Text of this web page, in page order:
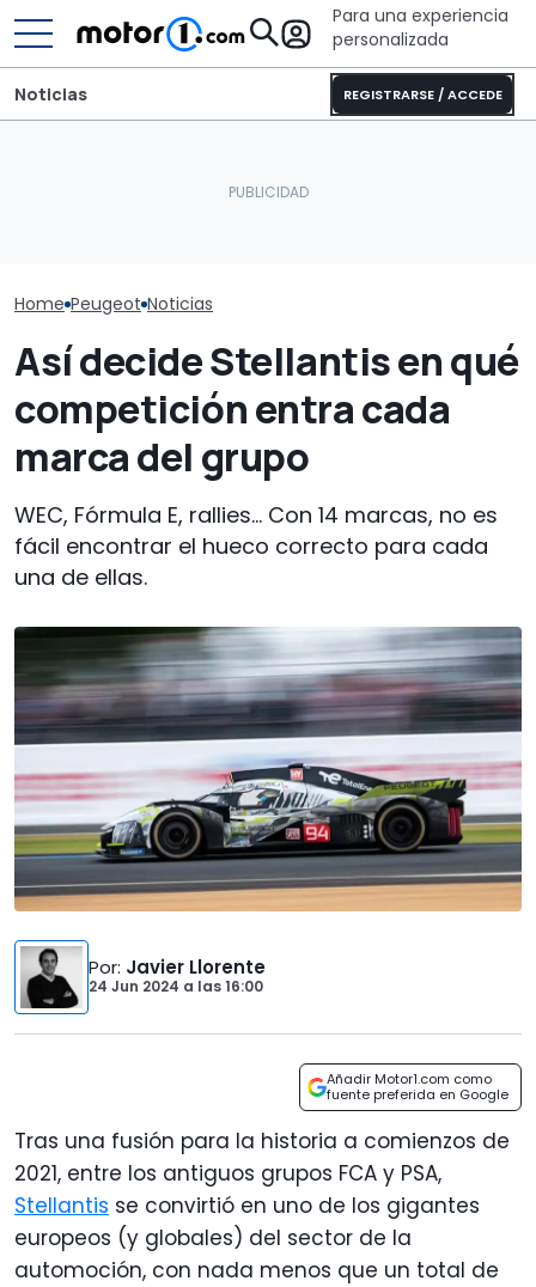
Para una experiencia
personalizada
REGISTRARSE / ACCEDE
Noticias
Home Peugeot Noticias
Así decide Stellantis en qué
competición entra cada
marca del grupo
WEC, Fórmula E, rallies... Con 14 marcas, no es
fácil encontrar el hueco correcto para cada
una de ellas.
Por: Javier Llorente
24 Jun 2024 a las16:00
Añadir Motor1.com como
fuente preferida en Google
Tras una fusión para la historia a comienzos de
2021, entre los antiguos grupos FCA y PSA,
Stellantis se convirtió en uno de los gigantes
europeos (y globales) del sector de la
automoción, con nada menos que un total de